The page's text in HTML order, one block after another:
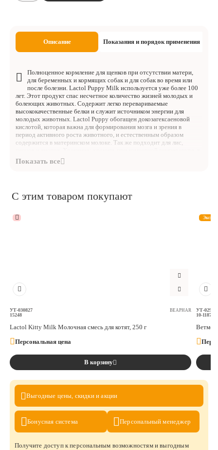
Описание Показания и порядок применения
Полноценное кормление для щенков при отсутствии матери,
для беременных и кормящих собак и для собак во время или
после болезни. Lactol Puppy Milk используется уже более 100
лет. Этот продукт спас несчетное количество жизней молодых и
болеющих животных. Содержит легко перевариваемые
высококачественные белки и служит источником энергии для
молодых животных. Lactol Puppy обогащен докозагексаеновой
кислотой, которая важна для формирования мозга и зрения в
период активного роста животного, и естественным образом
содержится в материнском молоке. Так же подходит для лис,
плотно закрытой оригинальной упаковке, в сухом прохладном и
защищенном от света месте, недоступном для детей. После
Состав: молоко и молочные продукты, жиры, минералы.
С этим товаром покупают
УТ-030827
15248
BEAPHAR
Lactol Kitty Milk Молочная смесь для котят, 250 г
Персональная цена
В корзину
УТ-
10-118798
Выгодные цены, скидки и акции
Бонусная система Персональныйменеджер
Получите доступ к персональным возможностям и выгодным